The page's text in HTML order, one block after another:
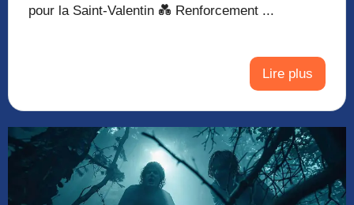
pour la Saint-Valentin 💑 Renforcement ...
Lire plus